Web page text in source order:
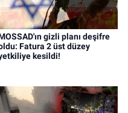
gizli planı deşifre
Fatura 2 üst düzey
kesildi!